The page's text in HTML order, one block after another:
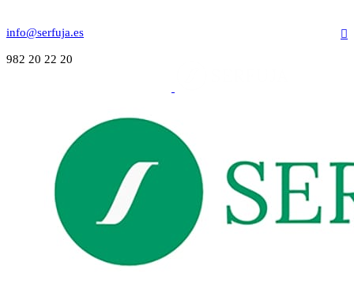
info@serfuja.es
982 20 22 20